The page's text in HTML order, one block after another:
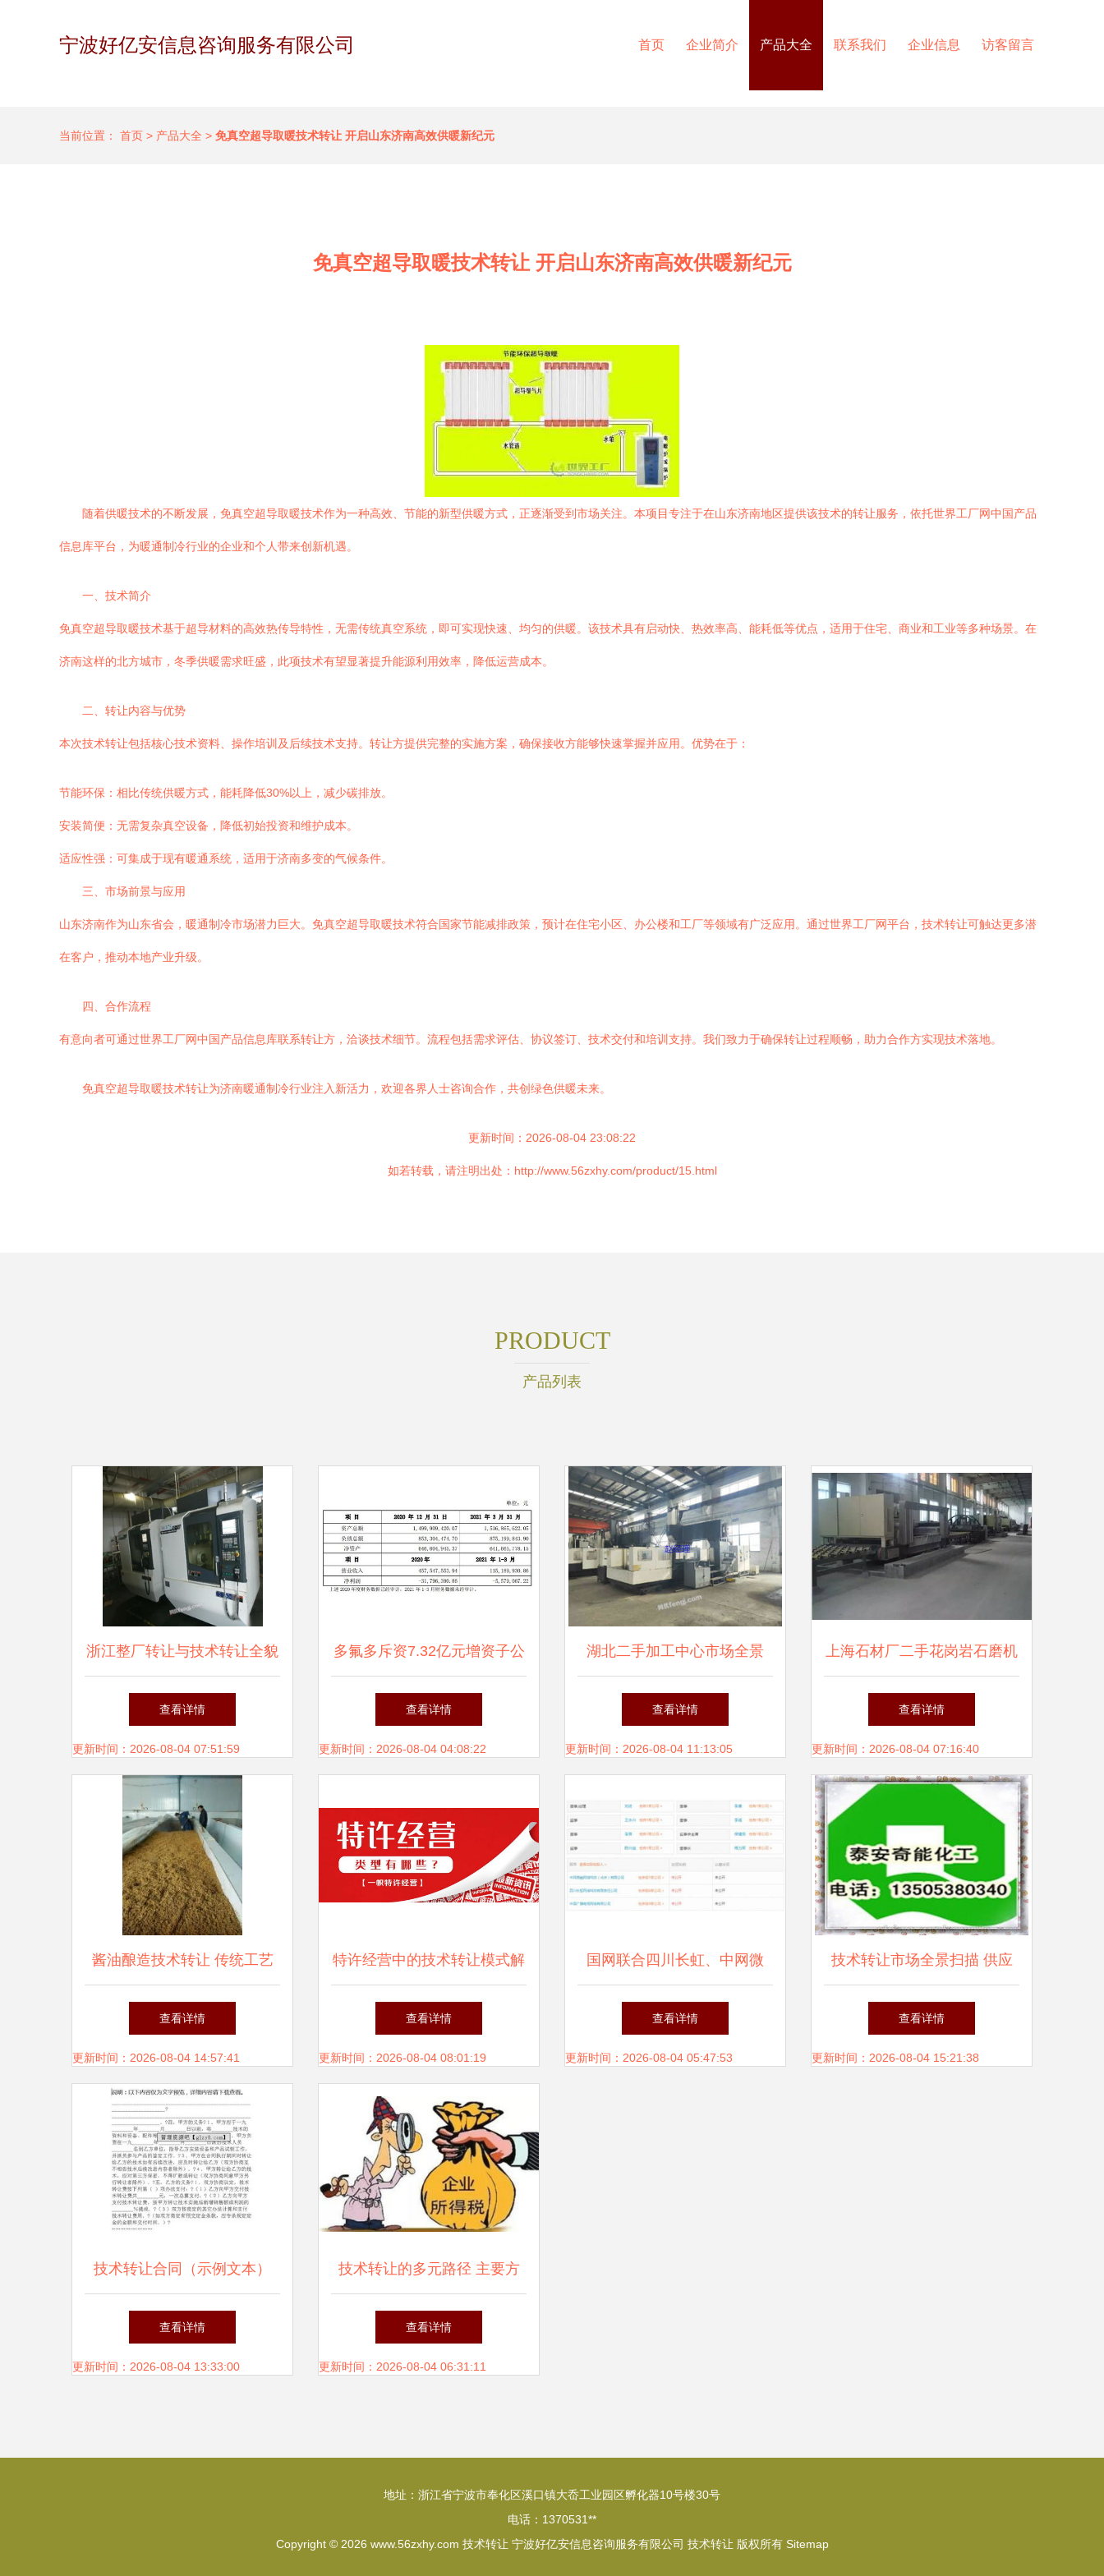
宁波好亿安信息咨询服务有限公司 首页 企业简介 产品大全 联系我们 企业信息 访客留言
当前位置： 首页 > 产品大全 > 免真空超导取暖技术转让 开启山东济南高效供暖新纪元
免真空超导取暖技术转让 开启山东济南高效供暖新纪元
随着供暖技术的不断发展，免真空超导取暖技术作为一种高效、节能的新型供暖方式，正逐渐受到市场关注。本项目专注于在山东济南地区提供该技术的转让服务，依托世界工厂网中国产品
信息库平台，为暖通制冷行业的企业和个人带来创新机遇。
一、技术简介
免真空超导取暖技术基于超导材料的高效热传导特性，无需传统真空系统，即可实现快速、均匀的供暖。该技术具有启动快、热效率高、能耗低等优点，适用于住宅、商业和工业等多种场景。在
济南这样的北方城市，冬季供暖需求旺盛，此项技术有望显著提升能源利用效率，降低运营成本。
二、转让内容与优势
本次技术转让包括核心技术资料、操作培训及后续技术支持。转让方提供完整的实施方案，确保接收方能够快速掌握并应用。优势在于：
节能环保：相比传统供暖方式，能耗降低30%以上，减少碳排放。
安装简便：无需复杂真空设备，降低初始投资和维护成本。
适应性强：可集成于现有暖通系统，适用于济南多变的气候条件。
三、市场前景与应用
山东济南作为山东省会，暖通制冷市场潜力巨大。免真空超导取暖技术符合国家节能减排政策，预计在住宅小区、办公楼和工厂等领域有广泛应用。通过世界工厂网平台，技术转让可触达更多潜
在客户，推动本地产业升级。
四、合作流程
有意向者可通过世界工厂网中国产品信息库联系转让方，洽谈技术细节。流程包括需求评估、协议签订、技术交付和培训支持。我们致力于确保转让过程顺畅，助力合作方实现技术落地。
免真空超导取暖技术转让为济南暖通制冷行业注入新活力，欢迎各界人士咨询合作，共创绿色供暖未来。
更新时间：2026-08-04 23:08:22
如若转载，请注明出处：http://www.56zxhy.com/product/15.html
PRODUCT
产品列表
浙江整厂转让与技术转让全貌
市场动态与信息获取指南
查看详情
更新时间：2026-08-04 07:51:59
多氟多斥资7.32亿元增资子公
司新能源科技，加速技术转化
与产业布局
查看详情
更新时间：2026-08-04 04:08:22
湖北二手加工中心市场全景
供应、求购与技术转让信息指
南
查看详情
更新时间：2026-08-04 11:13:05
上海石材厂二手花岗岩石磨机
及流水线设备整体转让
查看详情
更新时间：2026-08-04 07:16:40
酱油酿造技术转让 传统工艺
与现代商业的融合之道
查看详情
更新时间：2026-08-04 14:57:41
特许经营中的技术转让模式解
析
查看详情
更新时间：2026-08-04 08:01:19
国网联合四川长虹、中网微
融，成立全国智能终端公司，
点燃2018能源互联“第一把火”
查看详情
更新时间：2026-08-04 05:47:53
技术转让市场全景扫描 供应
商、价格趋势与批发渠道深度
解析
查看详情
更新时间：2026-08-04 15:21:38
技术转让合同（示例文本）
查看详情
更新时间：2026-08-04 13:33:00
技术转让的多元路径 主要方
式详解
查看详情
更新时间：2026-08-04 06:31:11
地址：浙江省宁波市奉化区溪口镇大岙工业园区孵化器10号楼30号
电话：1370531**
Copyright © 2026 www.56zxhy.com 技术转让 宁波好亿安信息咨询服务有限公司 技术转让 版权所有 Sitemap